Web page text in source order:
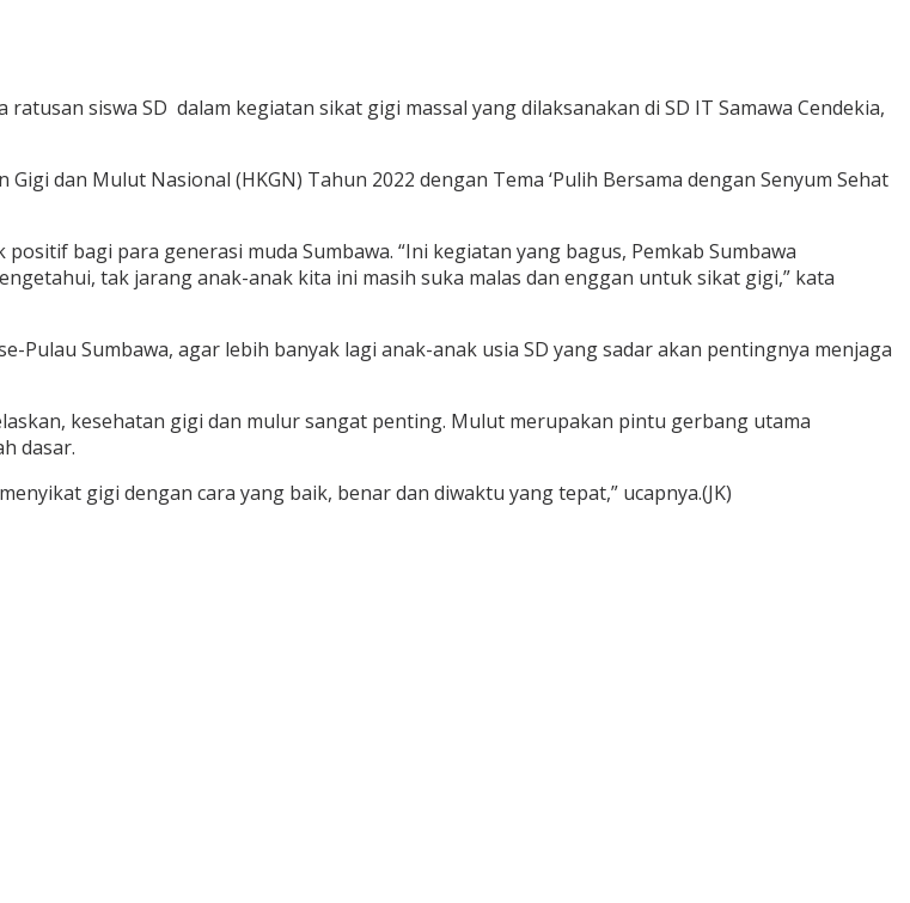
siswa SD dalam kegiatan sikat gigi massal yang dilaksanakan di SD IT Samawa Cendekia,
dan Mulut Nasional (HKGN) Tahun 2022 dengan Tema ‘Pulih Bersama dengan Senyum Sehat
bagi para generasi muda Sumbawa. “Ini kegiatan yang bagus, Pemkab Sumbawa
tak jarang anak-anak kita ini masih suka malas dan enggan untuk sikat gigi,” kata
Sumbawa, agar lebih banyak lagi anak-anak usia SD yang sadar akan pentingnya menjaga
kesehatan gigi dan mulur sangat penting. Mulut merupakan pintu gerbang utama
dasar.
gigi dengan cara yang baik, benar dan diwaktu yang tepat,” ucapnya.(JK)